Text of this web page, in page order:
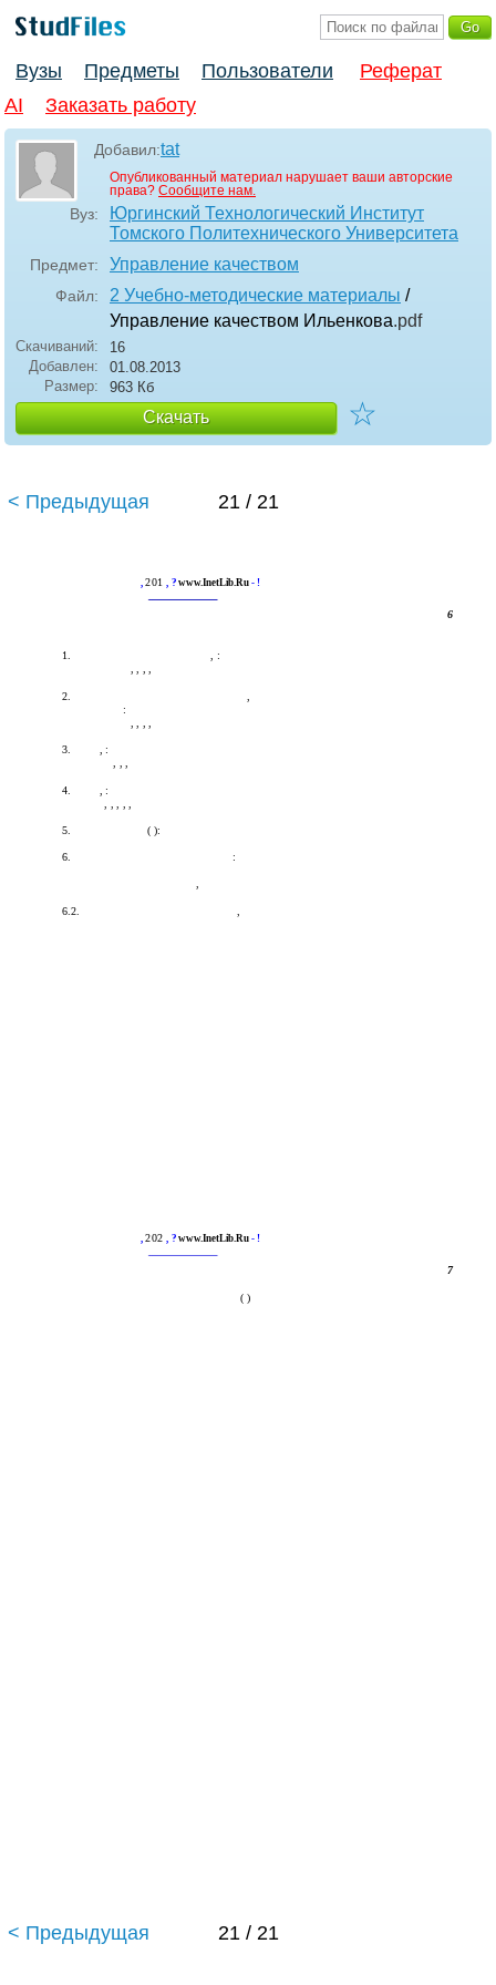
Вузы Предметы Пользователи
Реферат
AI
Заказать работу
Добавил:tat
Опубликованный материал нарушает ваши авторские
права? Сообщите нам.
Вуз:
Юргинский Технологический Институт
Томского Политехнического Университета
Предмет: Управление качеством
Файл: 2 Учебно-методические материалы /
Управление качеством Ильенкова.pdf
Скачиваний:
16
Добавлен:
01.08.2013
Размер:
963 Кб
Скачать ☆
< Предыдущая 21 / 21
,201, ?www.InetLib.Ru - !
6
1. , :
, , , ,
2.
:
3.
, :
, , ,
4.
, :
, , , , ,
5. ( ):
6. :
,
6.2.
,202, ?www.InetLib.Ru - !
7
( )
< Предыдущая 21 / 21